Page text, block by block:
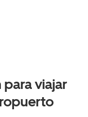
viajar